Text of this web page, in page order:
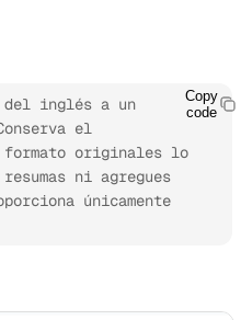
del inglés a un
el
originales lo
ni agregues
únicamente
Copy
code